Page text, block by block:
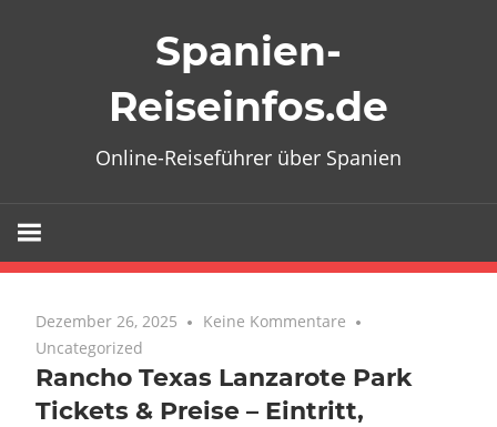
Spanien-
Reiseinfos.de
Online-Reiseführer über Spanien
Dezember 26, 2025
Keine Kommentare
Uncategorized
Rancho Texas Lanzarote Park
Tickets & Preise – Eintritt,